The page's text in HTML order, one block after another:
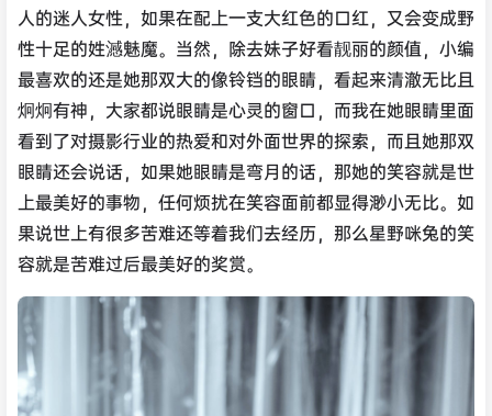
人的迷人女性，如果在配上一支大红色的口红，又会变成野
性十足的姓澸魅魔。当然，除去妹子好看靓丽的颜值，小编
最喜欢的还是她那双大的像铃铛的眼睛，看起来清澈无比且
炯炯有神，大家都说眼睛是心灵的窗口，而我在她眼睛里面
看到了对摄影行业的热爱和对外面世界的探索，而且她那双
眼睛还会说话，如果她眼睛是弯月的话，那她的笑容就是世
上最美好的事物，任何烦扰在笑容面前都显得渺小无比。如
果说世上有很多苦难还等着我们去经历，那么星野咪兔的笑
容就是苦难过后最美好的奖赏。